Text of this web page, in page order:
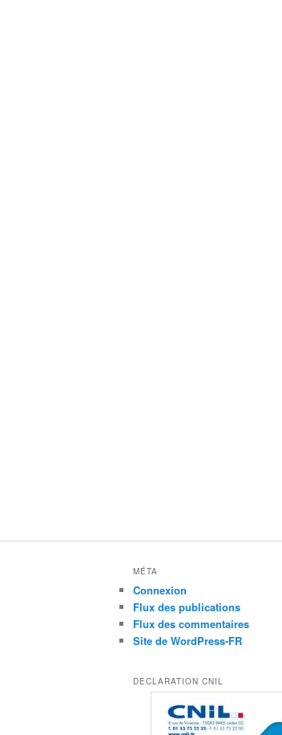
MÉTA
Connexion
Flux des publications
Flux des commentaires
Site de WordPress-FR
DECLARATION CNIL